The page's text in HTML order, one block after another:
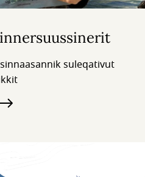
suleqativut